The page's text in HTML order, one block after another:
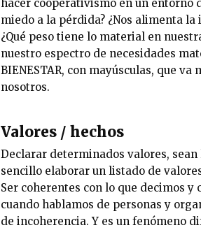
hacer cooperativismo en un entorno
miedo a la pérdida? ¿Nos alimenta
¿Qué peso tiene lo material en
nuestro espectro de necesidades
BIENESTAR, con mayúsculas, que
nosotros.
Valores / hechos
Declarar determinados valores,
sencillo elaborar un listado de
Ser coherentes con lo que decimos
cuando hablamos de personas y
de incoherencia. Y es un fenómeno